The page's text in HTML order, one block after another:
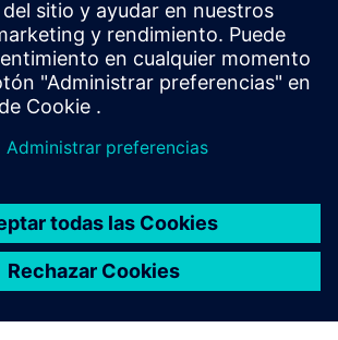
de eVTOL utilizando
aditiva
Red Bull Racing
de fatiga de compuestos cortos
AlphaTauri